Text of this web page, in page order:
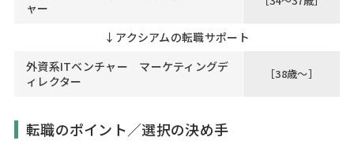
ャー
↓ アクシアムの転職サポート
外資系ITベンチャー マーケティングデ
ィレクター
［38歳～］
転職のポイント／選択の決め手